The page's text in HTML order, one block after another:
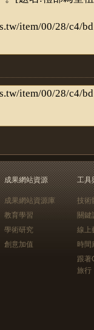
成果網站資源
成果網站資源庫
教育學習
學術研究
創意加值
工具
技術
關鍵
線上
時間
跟
旅行